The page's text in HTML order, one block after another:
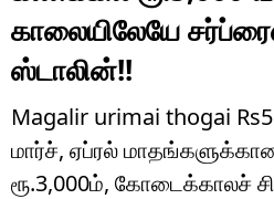
விளையாட்டு
பொழுதுபோக்கு
லைஃப்ஸ்டைல்
வணிகம்
காலையிலேயே
ஸ்டாலின்!!
Magalir urimai thogai
மார்ச், ஏப்ரல்
ரூ.3,000ம், கோடைக்காலச்